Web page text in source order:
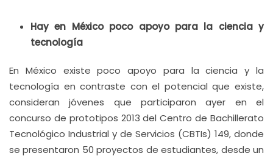
Hay en México poco apoyo para la ciencia y
tecnología
En México existe poco apoyo para la ciencia y la
tecnología en contraste con el potencial que existe,
consideran jóvenes que participaron ayer en el
concurso de prototipos 2013 del Centro de Bachillerato
Tecnológico Industrial y de Servicios (CBTIs) 149, donde
se presentaron 50 proyectos de estudiantes, desde un